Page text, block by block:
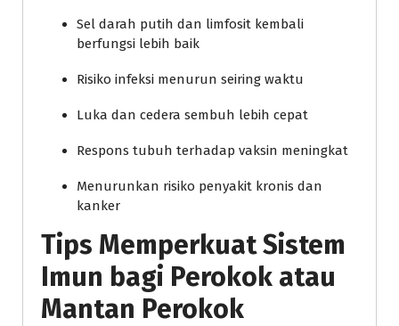
Sel darah putih dan limfosit kembali
berfungsi lebih baik
Risiko infeksi menurun seiring waktu
Luka dan cedera sembuh lebih cepat
Respons tubuh terhadap vaksin meningkat
Menurunkan risiko penyakit kronis dan
kanker
Tips Memperkuat Sistem
Imun bagi Perokok atau
Mantan Perokok